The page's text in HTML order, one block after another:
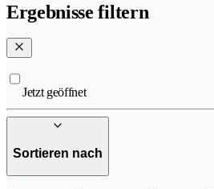
Ergebnisse filtern
Jetzt geöffnet
Sortieren nach